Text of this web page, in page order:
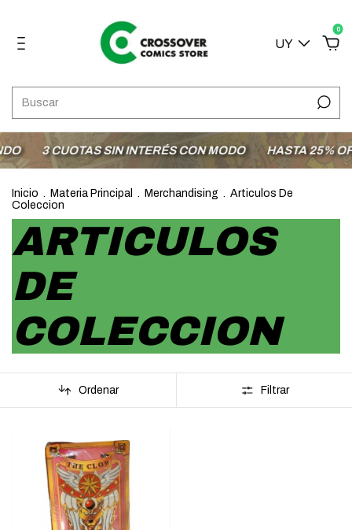
UY
0
3 CUOTAS SIN INTERÉS CON MODO HASTA 25% OFF
Inicio . Materia Principal . Merchandising . Articulos De
Coleccion
ARTICULOS
DE
COLECCION
Ordenar Filtrar